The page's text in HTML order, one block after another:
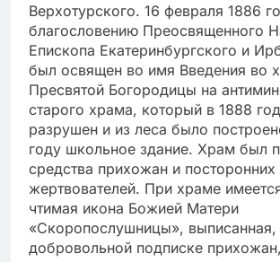
Верхотурского. 16 февраля 1886
благословению Преосвященного
Епископа Екатеринбургского и
был освящен во имя Введения во
Пресвятой Богородицы на
старого храма, который в 1888
разрушен и из леса было
году школьное здание. Храм был
средства прихожан и посторонних
жертвователей. При храме
чтимая икона Божией Матери
«Скоропослушницы», выписанная,
добровольной подписке